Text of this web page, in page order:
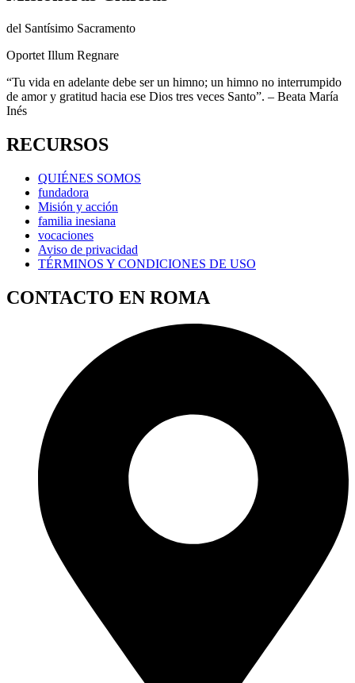
del Santísimo Sacramento
Oportet Illum Regnare
“Tu vida en adelante debe ser un himno; un himno no interrumpido
de amor y gratitud hacia ese Dios tres veces Santo”. – Beata María
Inés
RECURSOS
QUIÉNES SOMOS
fundadora
Misión y acción
familia inesiana
vocaciones
Aviso de privacidad
TÉRMINOS Y CONDICIONES DE USO
CONTACTO EN ROMA